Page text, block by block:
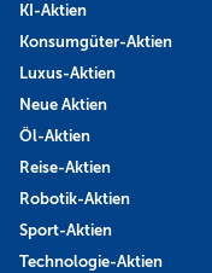
KI-Aktien
Konsumgüter-Aktien
Luxus-Aktien
Neue Aktien
Öl-Aktien
Reise-Aktien
Robotik-Aktien
Sport-Aktien
Technologie-Aktien